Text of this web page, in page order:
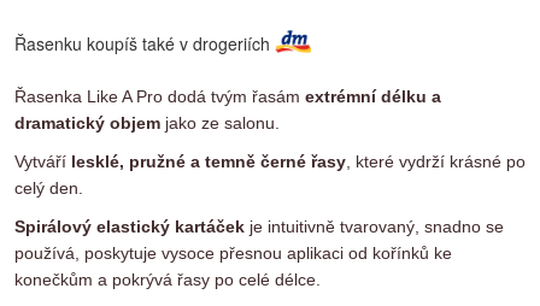
Řasenku koupíš také v drogeriích
Řasenka Like A Pro dodá tvým řasám extrémní délku a
dramatický objem jako ze salonu.
Vytváří lesklé, pružné a temně černé řasy , které vydrží krásné po
celý den.
Spirálový elastický kartáček je intuitivně tvarovaný, snadno se
používá, poskytuje vysoce přesnou aplikaci od kořínků ke
konečkům a pokrývá řasy po celé délce.